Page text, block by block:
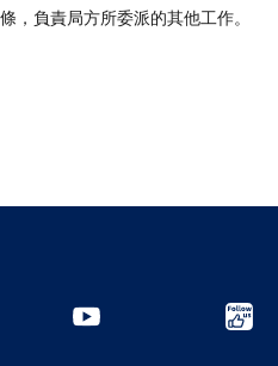
，負責局方所委派的其他工作。